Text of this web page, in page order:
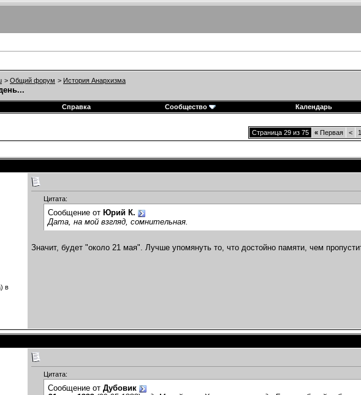
> Общий форум > История Анархизма
Справка Сообщество Календарь
Страница 29 из 75 « Первая <
в
Цитата:
Сообщение от Юрий К.
Дата, на мой взгляд, сомнительная.
Значит, будет "около 21 мая". Лучше упомянуть то, что достойно памяти, чем
Цитата:
Сообщение от Дубовик